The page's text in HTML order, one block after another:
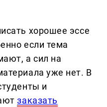
хорошее эссе
если тема
а сил на
уже нет. В
и
заказать